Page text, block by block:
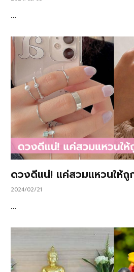
…
ดวงดีแน่! แค่สวมแหวนให้ถู
2024/02/21
…